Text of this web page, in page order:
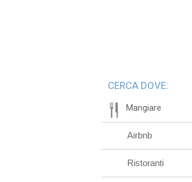
CERCA DOVE:
Mangiare
Airbnb
Ristoranti